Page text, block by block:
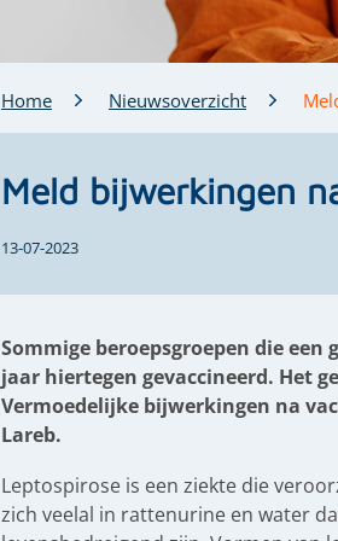
Home Nieuwsoverzicht
Meld bijwerkingen
13-07-2023
Sommige beroepsgroepen die
jaar hiertegen gevaccineerd. Het
Vermoedelijke bijwerkingen na
Lareb.
Leptospirose is een ziekte die
zich veelal in rattenurine en water